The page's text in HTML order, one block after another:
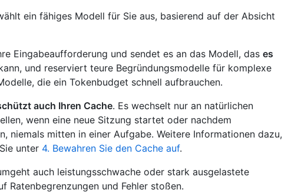
ein fähiges Modell für Sie aus, basierend auf der Absicht
Eingabeaufforderung und sendet es an das Modell, das es
und reserviert teure Begründungsmodelle für komplexe
die ein Tokenbudget schnell aufbrauchen.
auch Ihren Cache. Es wechselt nur an natürlichen
wenn eine neue Sitzung startet oder nachdem
niemals mitten in einer Aufgabe. Weitere Informationen dazu,
unter 4. Bewahren Sie den Cache auf.
auch leistungsschwache oder stark ausgelastete
Ratenbegrenzungen und Fehler stoßen.